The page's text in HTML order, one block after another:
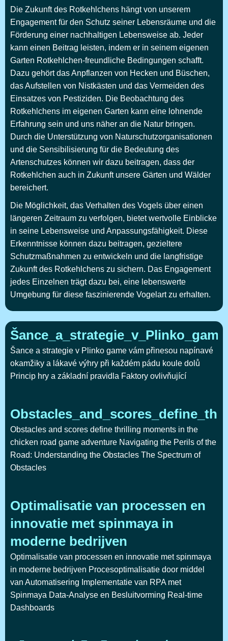
Die Zukunft des Rotkehlchens hängt von unserem
Engagement für den Schutz seiner Lebensräume und die
Förderung einer nachhaltigen Lebensweise ab. Jeder
kann einen Beitrag leisten, indem er in seinem eigenen
Garten Rotkehlchen-freundliche Bedingungen schafft.
Dazu gehört das Anpflanzen von Hecken und Büschen,
das Aufstellen von Nistkästen und das Vermeiden des
Einsatzes von Pestiziden. Die Beobachtung des
Rotkehlchens im eigenen Garten kann eine lohnende
Erfahrung sein und uns näher an die Natur bringen.
Durch die Unterstützung von Naturschutzorganisationen
und die Sensibilisierung für die Bedeutung des
Artenschutzes können wir dazu beitragen, dass der
Rotkehlchen auch in Zukunft unsere Gärten und Wälder
bereichert.
Die Möglichkeit, das Verhalten des Vogels über einen
längeren Zeitraum zu verfolgen, bietet wertvolle Einblicke
in seine Lebensweise und Anpassungsfähigkeit. Diese
Erkenntnisse können dazu beitragen, gezieltere
Schutzmaßnahmen zu entwickeln und die langfristige
Zukunft des Rotkehlchens zu sichern. Das Engagement
jedes Einzelnen trägt dazu bei, eine lebenswerte
Umgebung für diese faszinierende Vogelart zu erhalten.
Šance a strategie v Plinko game vám přinesou napínavé
okamžiky a lákavé výhry při každém pádu koule dolů
Princip hry a základní pravidla Faktory ovlivňující
Obstacles and scores define thrilling moments in the
chicken road game adventure Navigating the Perils of the
Road: Understanding the Obstacles The Spectrum of
Obstacles
Optimalisatie van processen en
innovatie met spinmaya in
moderne bedrijven
Optimalisatie van processen en innovatie met spinmaya
in moderne bedrijven Procesoptimalisatie door middel
van Automatisering Implementatie van RPA met
Spinmaya Data-Analyse en Besluitvorming Real-time
Dashboards